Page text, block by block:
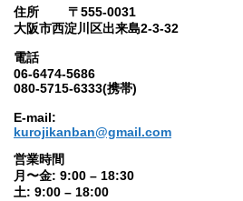
住所 〒555-0031
大阪市西淀川区出来島2-3-32
電話
06-6474-5686
080-5715-6333(携帯)
E-mail:
kurojikanban@gmail.com
営業時間
月〜金: 9:00 – 18:30
土: 9:00 – 18:00